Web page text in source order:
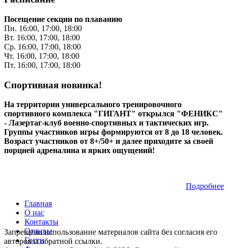
Посещение секции по плаванию
Пн. 16:00, 17:00, 18:00
Вт. 16:00, 17:00, 18:00
Ср. 16:00, 17:00, 18:00
Чт. 16:00, 17:00, 18:00
Пт. 16:00, 17:00, 18:00
Спортивная новинка!
На территории универсального тренировочного
спортивного комплекса "ГИГАНТ" открылся "ФЕНИКС"
- Лазертаг-клуб военно-спортивных и тактических игр.
Группы участников игры формируются от 8 до 18 человек.
Возраст участников от 8+/50+ и далее приходите за своей
порцией адреналина и ярких ощущений!
Подробнее
Главная
О нас
Контакты
Отзывы
Гости
Запрещено использование материалов сайта без согласия его
авторов и обратной ссылки.